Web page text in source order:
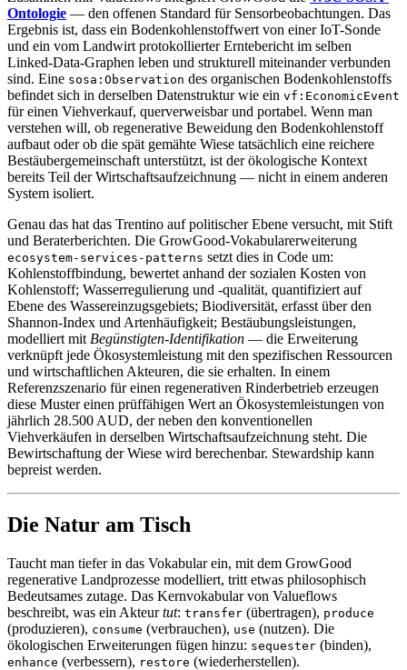
Ontologie — den offenen Standard für Sensorbeobachtungen. Das
Ergebnis ist, dass ein Bodenkohlenstoffwert von einer IoT-Sonde
und ein vom Landwirt protokollierter Erntebericht im selben
Linked-Data-Graphen leben und strukturell miteinander verbunden
sind. Eine sosa:Observation des organischen Bodenkohlenstoffs
befindet sich in derselben Datenstruktur wie ein vf:EconomicEvent
für einen Viehverkauf, querverweisbar und portabel. Wenn man
verstehen will, ob regenerative Beweidung den Bodenkohlenstoff
aufbaut oder ob die spät gemähte Wiese tatsächlich eine reichere
Bestäubergemeinschaft unterstützt, ist der ökologische Kontext
bereits Teil der Wirtschaftsaufzeichnung — nicht in einem anderen
System isoliert.
Genau das hat das Trentino auf politischer Ebene versucht, mit Stift
und Beraterberichten. Die GrowGood-Vokabularerweiterung
ecosystem-services-patterns setzt dies in Code um:
Kohlenstoffbindung, bewertet anhand der sozialen Kosten von
Kohlenstoff; Wasserregulierung und -qualität, quantifiziert auf
Ebene des Wassereinzugsgebiets; Biodiversität, erfasst über den
Shannon-Index und Artenhäufigkeit; Bestäubungsleistungen,
modelliert mit Begünstigten-Identifikation — die Erweiterung
verknüpft jede Ökosystemleistung mit den spezifischen Ressourcen
und wirtschaftlichen Akteuren, die sie erhalten. In einem
Referenzszenario für einen regenerativen Rinderbetrieb erzeugen
diese Muster einen prüffähigen Wert an Ökosystemleistungen von
jährlich 28.500 AUD, der neben den konventionellen
Viehverkäufen in derselben Wirtschaftsaufzeichnung steht. Die
Bewirtschaftung der Wiese wird berechenbar. Stewardship kann
bepreist werden.
Die Natur am Tisch
Taucht man tiefer in das Vokabular ein, mit dem GrowGood
regenerative Landprozesse modelliert, tritt etwas philosophisch
Bedeutsames zutage. Das Kernvokabular von Valueflows
beschreibt, was ein Akteurtut: transfer (übertragen), produce
(produzieren), consume (verbrauchen), use (nutzen). Die
ökologischen Erweiterungen fügen hinzu: sequester (binden),
enhance (verbessern), restore (wiederherstellen).